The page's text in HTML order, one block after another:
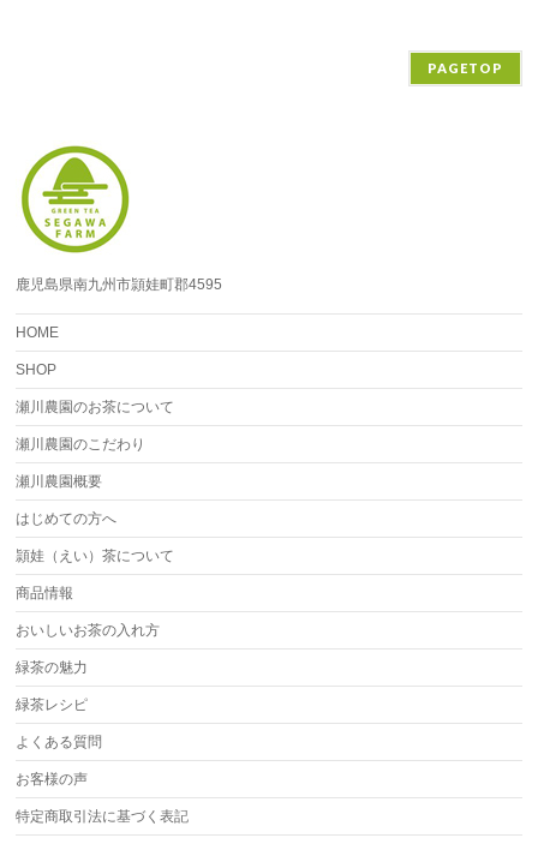
PAGETOP
鹿児島県南九州市頴娃町郡4595
HOME
SHOP
瀬川農園のお茶について
瀬川農園のこだわり
瀬川農園概要
はじめての方へ
頴娃（えい）茶について
商品情報
おいしいお茶の入れ方
緑茶の魅力
緑茶レシピ
よくある質問
お客様の声
特定商取引法に基づく表記